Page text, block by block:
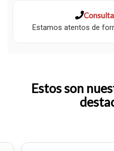
Estamos atentos de
Estos son